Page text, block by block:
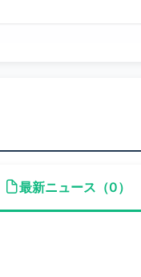
最新ニュース（0）